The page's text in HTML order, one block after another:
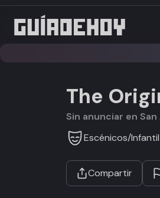
The
Sin anunciar en
Escénicos/Infantil
Compartir